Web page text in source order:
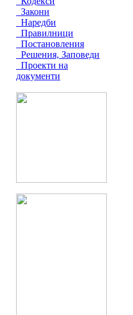
Закони
Наредби
Правилници
Постановления
Решения, Заповеди
Проекти на
документи